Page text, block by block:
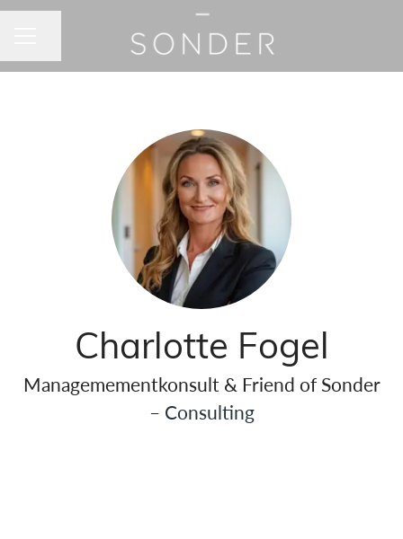
Charlotte Fogel
Managemementkonsult & Friend of Sonder
– Consulting